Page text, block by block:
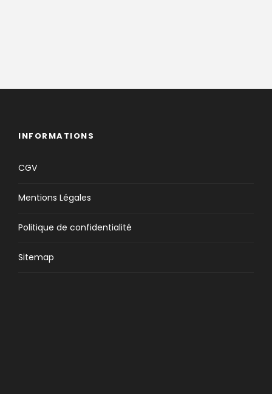
INFORMATIONS
CGV
Mentions Légales
Politique de confidentialité
Sitemap